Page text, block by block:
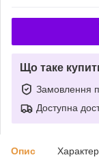
Що таке
Замовлення
Доступна
Опис